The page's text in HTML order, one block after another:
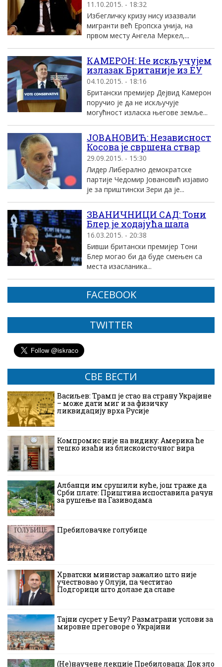
11.10.2015. - 18:32
Избегличку кризу нису изазвали
мигранти већ Еропска унија, на
првом месту Ангела Меркел,...
КАМЕРОН: Не искључујем
излазак Британије из ЕУ
04.10.2015. - 18:16
Британски премијер Дејвид Камерон
поручио је да не искључује
могућност изласка његове земље...
ЈОВАНОВИЋ: Независност
Косова је свршена ствар
29.09.2015. - 15:30
Лидер Либерално демократске
партије Чедомир Јовановић изјавио
је за приштински Зери да је...
ЗВАНИЧНИЦИ САД: Тони
Блер је ходајућа шала
16.03.2015. - 20:38
Бивши британски премијер Тони
Блер могао би да буде смењен са
места изасланика...
FACEBOOK
TWITTER
СВЕ ВЕСТИ
Васиљев: Трамп је стао на страну Украјине
– може дати миг и за физичку
ликвидацију врха Русије
Компромис није на видику: Америка ће
тешко изаћи из блискоисточног вира
Албанци им срушили куће, још траже да
Срби плате: Приштина испоставила рачун
за рушење на Газиводама
Пребиловачке голубице
Хрватски министар зажалио што није
учествовао у Олуји, па честитао
Подгорици што долазе да славе
Тајни сусрет у Бечу? Разматрани услови за
мировне преговоре о Украјини
(Не)научене лекције Пребиловаца: Док зло